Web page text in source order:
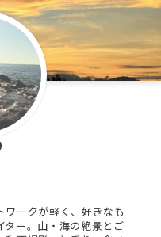
ークが軽く、好きなも
ター。山・海の絶景とご